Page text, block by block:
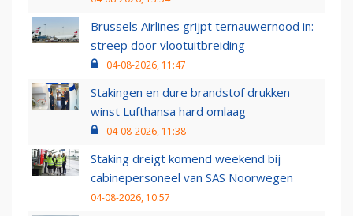
Brussels Airlines grijpt ternauwernood in:
streep door vlootuitbreiding
04-08-2026, 11:47
Stakingen en dure brandstof drukken
winst Lufthansa hard omlaag
04-08-2026, 11:38
Staking dreigt komend weekend bij
cabinepersoneel van SAS Noorwegen
04-08-2026, 10:57